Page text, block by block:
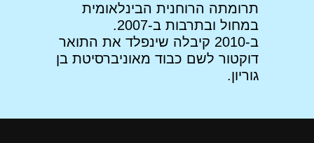
תרומתה הרוחנית הבינלאומית
במחול ובתרבות ב-2007.
ב-2010 קיבלה שינפלד את התואר
דוקטור לשם כבוד מאוניברסיטת בן
גוריון.